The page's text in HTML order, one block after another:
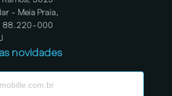
- Meia Praia,
88.220-000
novidades